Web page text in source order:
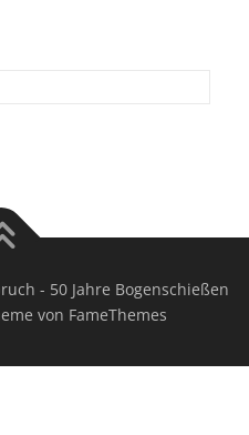
- 50 Jahre Bogenschießen
von FameThemes